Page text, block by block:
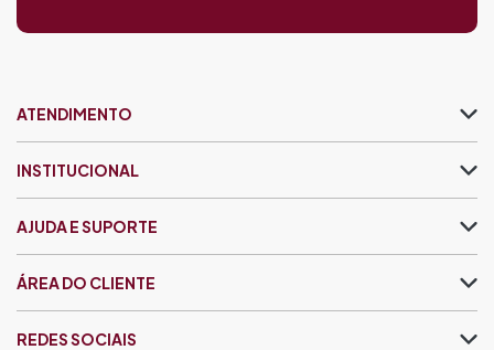
ATENDIMENTO
INSTITUCIONAL
AJUDA E SUPORTE
ÁREA DO CLIENTE
REDES SOCIAIS